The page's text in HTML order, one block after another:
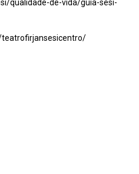
qualidade-de-vida/guia-sesi-